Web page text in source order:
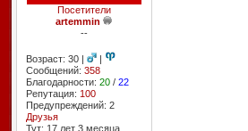
Посетители
artemmin
--
Возраст: 30 |
|
Сообщений: 358
Благодарности: 20/ 22
Репутация: 100
Предупреждений: 2
Друзья
Тут: 17 лет 3 месяцa